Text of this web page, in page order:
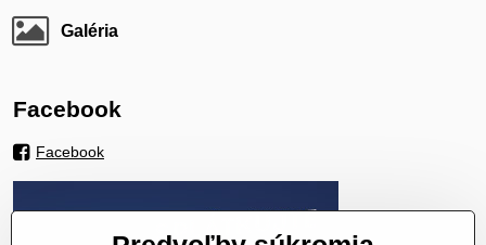
Galéria
Facebook
Facebook